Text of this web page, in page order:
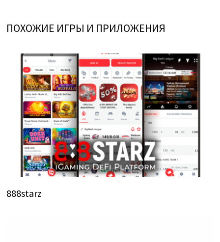
ПОХОЖИЕ ИГРЫ И ПРИЛОЖЕНИЯ
888starz